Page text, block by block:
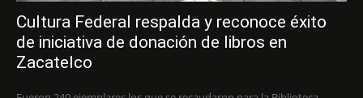
Cultura Federal respalda y reconoce éxito
de iniciativa de donación de libros en
Zacatelco